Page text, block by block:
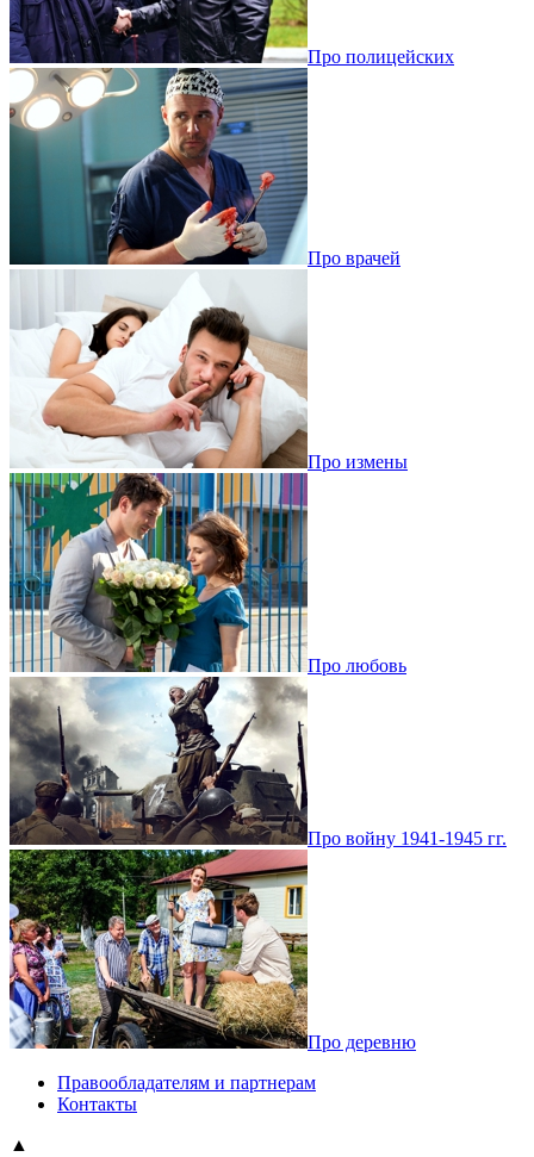
Про полицейских
Про врачей
Про измены
Про любовь
Про войну 1941-1945 гг.
Про деревню
Правообладателям и партнерам
Контакты
▲